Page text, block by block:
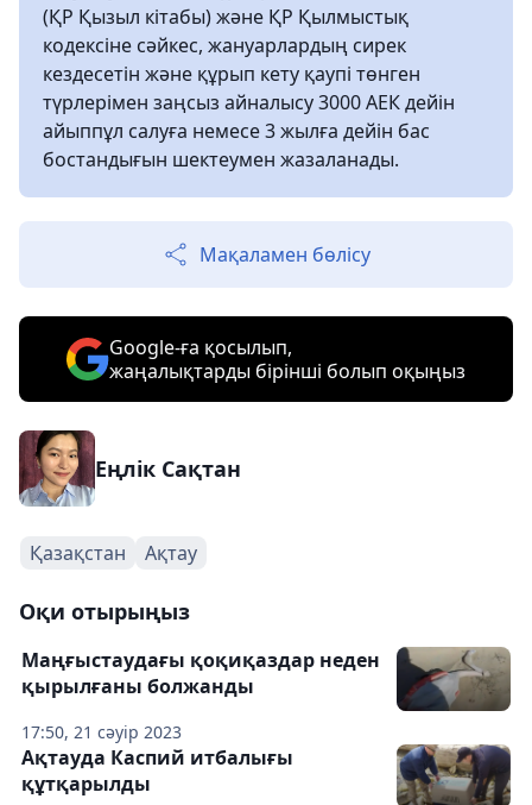
(ҚР Қызыл кітабы) және ҚР Қылмыстық
кодексіне сәйкес, жануарлардың сирек
кездесетін және құрып кету қаупі төнген
түрлерімен заңсыз айналысу 3000 АЕК дейін
айыппұл салуға немесе 3 жылға дейін бас
бостандығын шектеумен жазаланады.
Мақаламен бөлісу
Google-ға қосылып,
жаңалықтарды бірінші болып оқыңыз
Еңлік Сақтан
Қазақстан Ақтау
Оқи отырыңыз
17:50, 21 сәуір 2023
Маңғыстаудағы қоқиқаздар неден
қырылғаны болжанды
Ақтауда Каспий итбалығы
құтқарылды